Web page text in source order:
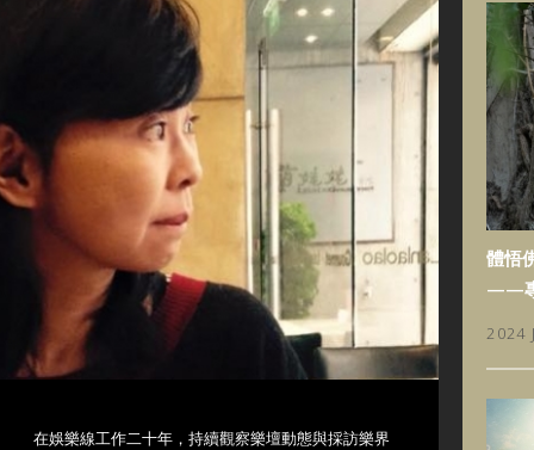
在娛樂線工作二十年，持續觀察樂壇動態與採訪樂界
體悟
——
2024